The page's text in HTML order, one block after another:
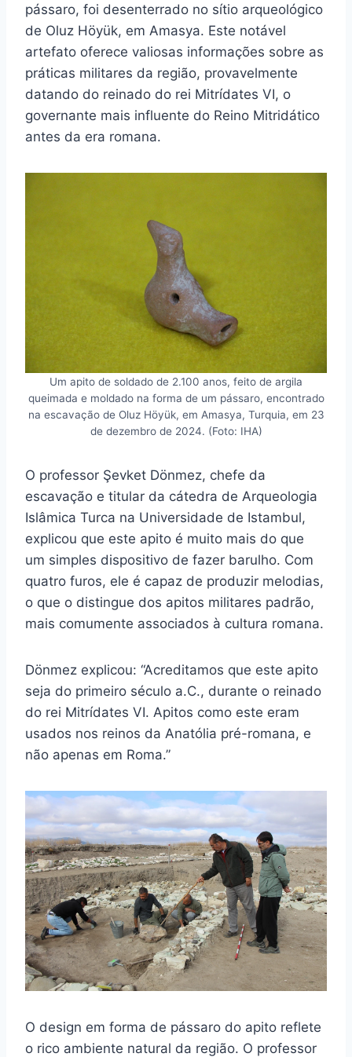
pássaro, foi desenterrado no sítio arqueológico
de Oluz Höyük, em Amasya. Este notável
artefato oferece valiosas informações sobre as
práticas militares da região, provavelmente
datando do reinado do rei Mitrídates VI, o
governante mais influente do Reino Mitridático
antes da era romana.
Um apito de soldado de 2.100 anos, feito de argila
queimada e moldado na forma de um pássaro, encontrado
na escavação de Oluz Höyük, em Amasya, Turquia, em 23
de dezembro de 2024. (Foto: IHA)
O professor Şevket Dönmez, chefe da
escavação e titular da cátedra de Arqueologia
Islâmica Turca na Universidade de Istambul,
explicou que este apito é muito mais do que
um simples dispositivo de fazer barulho. Com
quatro furos, ele é capaz de produzir melodias,
o que o distingue dos apitos militares padrão,
mais comumente associados à cultura romana.
Dönmez explicou: “Acreditamos que este apito
seja do primeiro século a.C., durante o reinado
do rei Mitrídates VI. Apitos como este eram
usados nos reinos da Anatólia pré-romana, e
não apenas em Roma.”
O design em forma de pássaro do apito reflete
o rico ambiente natural da região. O professor